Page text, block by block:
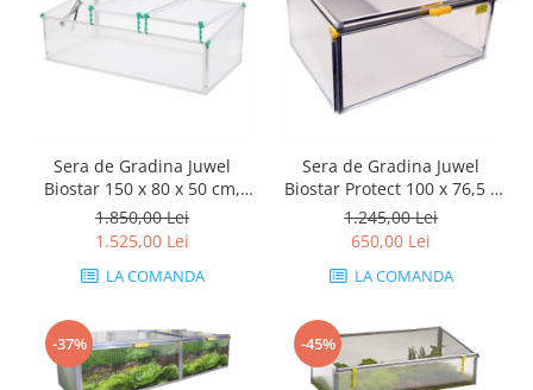
Sera de Gradina Juwel
Biostar 150 x 80 x 50 cm,
Premium cu deschidere
automata
1.850,00 Lei
1.525,00 Lei
LA COMANDA
Sera de Gradina Juwel
Biostar Protect 100 x 76,5 x
52 cm, cu plasa de protectie
1.245,00 Lei
650,00 Lei
LA COMANDA
-37% -45%